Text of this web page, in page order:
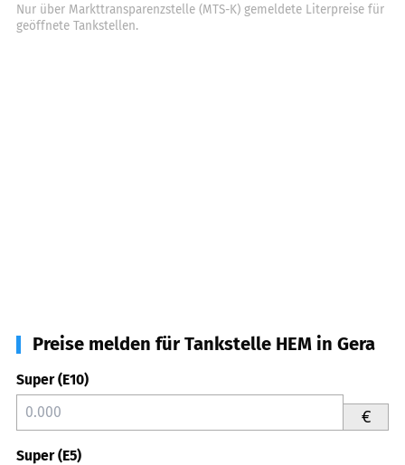
Nur über Markttransparenzstelle (MTS-K) gemeldete Literpreise für
geöffnete Tankstellen.
Preise melden für Tankstelle HEM in Gera
Super (E10)
€
Super (E5)